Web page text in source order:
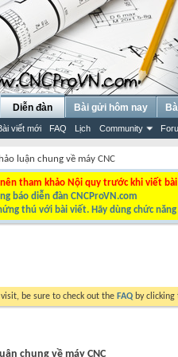
Diễn đàn
viết mới FAQ Lịch Community
Bài gửi hôm nay
luận chung về máy CNC
nên tham khảo Nội quy trước khi viết
báo diễn đàn CNCProVN.com
thú với bài viết. Hãy dùng chức năng
be sure to check out the FAQ by clicking
chung về máy CNC